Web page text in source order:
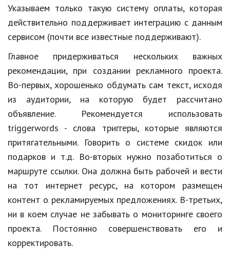
Природа
Образование
Наука и технологии
Указываем только такую систему оплаты, которая
действительно поддерживает интеграцию с данным
сервисом (почти все известные поддерживают).
Главное придерживаться нескольких важных
рекомендации, при создании рекламного проекта.
Во-первых, хорошенько обдумать сам текст, исходя
из аудитории, на которую будет рассчитано
объявление. Рекомендуется использовать
triggerwords - слова триггеры, которые являются
притягательными. Говорить о системе скидок или
подарков и т.д. Во-вторых нужно позаботиться о
маршруте ссылки. Она должна быть рабочей и вести
на тот интернет ресурс, на котором размещен
контент о рекламируемых предложениях. В-третьих,
ни в коем случае не забывать о мониторинге своего
проекта. Постоянно совершенствовать его и
корректировать.